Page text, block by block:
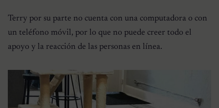
Terry por su parte no cuenta con una computadora o con
un teléfono móvil, por lo que no puede creer todo el
apoyo y la reacción de las personas en línea.